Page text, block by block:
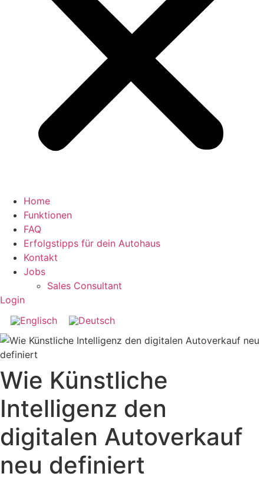
Home
Funktionen
FAQ
Erfolgstipps für dein Autohaus
Kontakt
Jobs
Sales Consultant
Login
Wie Künstliche
Intelligenz den
digitalen Autoverkauf
neu definiert